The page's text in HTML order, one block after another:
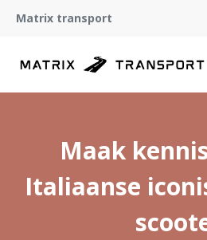
Matrix transport
Maak
Italiaanse